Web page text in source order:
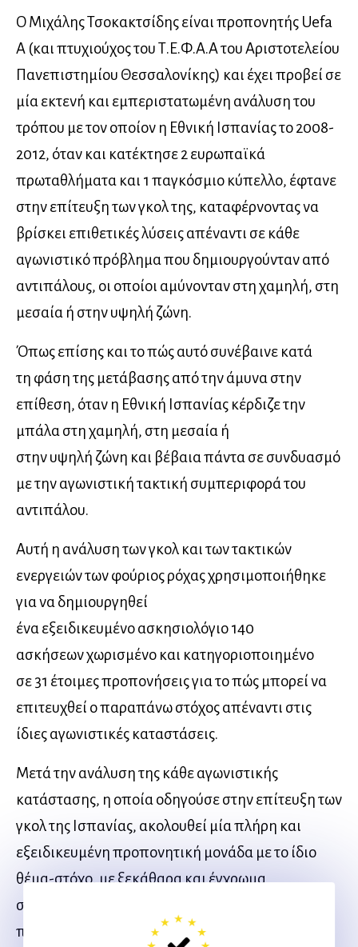
Ο Μιχάλης Τσοκακτσίδης είναι προπονητής Uefa
A (και πτυχιούχος του Τ.Ε.Φ.Α.Α του Αριστοτελείου
Πανεπιστημίου Θεσσαλονίκης) και έχει προβεί σε
μία εκτενή και εμπεριστατωμένη ανάλυση του
τρόπου με τον οποίον η Εθνική Ισπανίας το 2008-
2012, όταν και κατέκτησε 2 ευρωπαϊκά
πρωταθλήματα και 1 παγκόσμιο κύπελλο, έφτανε
στην επίτευξη των γκολ της, καταφέρνοντας να
βρίσκει επιθετικές λύσεις απέναντι σε κάθε
αγωνιστικό πρόβλημα που δημιουργούνταν από
αντιπάλους, οι οποίοι αμύνονταν στη χαμηλή, στη
μεσαία ή στην υψηλή ζώνη.
Όπως επίσης και το πώς αυτό συνέβαινε κατά
τη φάση της μετάβασης από την άμυνα στην
επίθεση, όταν η Εθνική Ισπανίας κέρδιζε την
μπάλα στη χαμηλή, στη μεσαία ή
στην υψηλή ζώνη και βέβαια πάντα σε συνδυασμό
με την αγωνιστική τακτική συμπεριφορά του
αντιπάλου.
Αυτή η ανάλυση των γκολ και των τακτικών
ενεργειών των φούριος ρόχας χρησιμοποιήθηκε
για να δημιουργηθεί
ένα εξειδικευμένο ασκησιολόγιο 140
ασκήσεων χωρισμένο και κατηγοριοποιημένο
σε 31 έτοιμες προπονήσεις για το πώς μπορεί να
επιτευχθεί ο παραπάνω στόχος απέναντι στις
ίδιες αγωνιστικές καταστάσεις.
Μετά την ανάλυση της κάθε αγωνιστικής
κατάστασης, η οποία οδηγούσε στην επίτευξη των
γκολ της Ισπανίας, ακολουθεί μία πλήρη και
εξειδικευμένη προπονητική μονάδα με το ίδιο
θέμα-στόχο, με ξεκάθαρα και έγχρωμα
σχεδιαγράμματα, λεπτομερείς περιγραφές,
προοδευτικότητα των ασκήσεων καθώς και τα